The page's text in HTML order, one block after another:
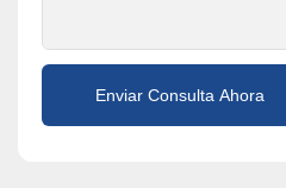
Enviar Consulta Ahora